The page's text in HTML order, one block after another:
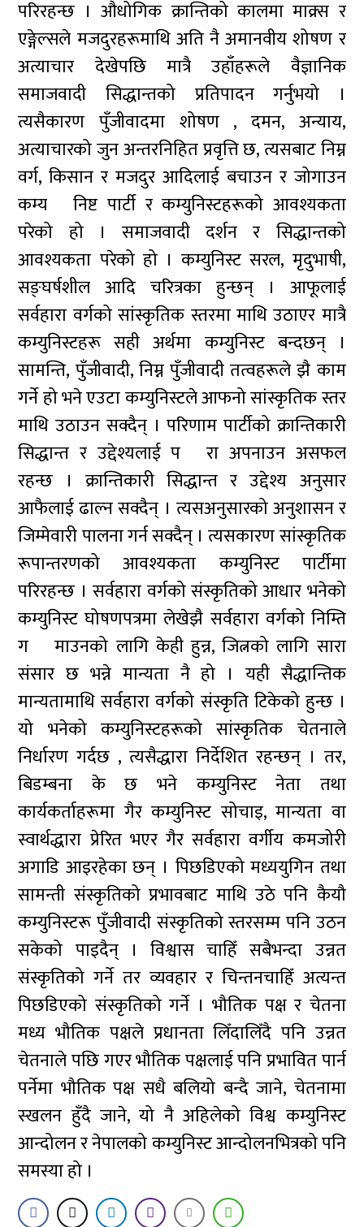
परिरहन्छ । औधोगिक क्रान्तिको कालमा माक्र्स र
एङ्गेल्सले मजदुरहरूमाथि अति नै अमानवीय शोषण र
अत्याचार देखेपछि मात्रै उहाँहरूले वैज्ञानिक
समाजवादी सिद्धान्तको प्रतिपादन गर्नुभयो ।
त्यसैकारण पुँजीवादमा शोषण , दमन, अन्याय,
अत्याचारको जुन अन्तरनिहित प्रवृत्ति छ, त्यसबाट निम्न
वर्ग, किसान र मजदुर आदिलाई बचाउन र जोगाउन
कम्य¬निष्ट पार्टी र कम्युनिस्टहरूको आवश्यकता
परेको हो । समाजवादी दर्शन र सिद्धान्तको
आवश्यकता परेको हो । कम्युनिस्ट सरल, मृदुभाषी,
सङ्घर्षशील आदि चरित्रका हुन्छन् । आफूलाई
सर्वहारा वर्गको सांस्कृतिक स्तरमा माथि उठाएर मात्रै
कम्युनिस्टहरू सही अर्थमा कम्युनिस्ट बन्दछन् ।
सामन्ति, पुँजीवादी, निम्न पुँजीवादी तत्वहरूले झै काम
गर्ने हो भने एउटा कम्युनिस्टले आफनो सांस्कृतिक स्तर
माथि उठाउन सक्दैन् । परिणाम पार्टीको क्रान्तिकारी
सिद्धान्त र उद्देश्यलाई प¬रा अपनाउन असफल
रहन्छ । क्रान्तिकारी सिद्धान्त र उद्देश्य अनुसार
आफैलाई ढाल्न सक्दैन् । त्यसअनुसारको अनुशासन र
जिम्मेवारी पालना गर्न सक्दैन् । त्यसकारण सांस्कृतिक
रूपान्तरणको आवश्यकता कम्युनिस्ट पार्टीमा
परिरहन्छ । सर्वहारा वर्गको संस्कृतिको आधार भनेको
कम्युनिस्ट घोषणपत्रमा लेखेझै सर्वहारा वर्गको निम्ति
ग¬माउनको लागि केही हुन्न, जित्नको लागि सारा
संसार छ भन्ने मान्यता नै हो । यही सैद्धान्तिक
मान्यतामाथि सर्वहारा वर्गको संस्कृति टिकेको हुन्छ ।
यो भनेको कम्युनिस्टहरूको सांस्कृतिक चेतनाले
निर्धारण गर्दछ , त्यसैद्धारा निर्देशित रहन्छन् । तर,
बिडम्बना के छ भने कम्युनिस्ट नेता तथा
कार्यकर्ताहरूमा गैर कम्युनिस्ट सोचाइ, मान्यता वा
स्वार्थद्धारा प्रेरित भएर गैर सर्वहारा वर्गीय कमजोरी
अगाडि आइरहेका छन् । पिछडिएको मध्ययुगिन तथा
सामन्ती संस्कृतिको प्रभावबाट माथि उठे पनि कैयौ
कम्युनिस्टरू पुँजीवादी संस्कृतिको स्तरसम्म पनि उठन
सकेको पाइदैन् । विश्वास चाहिँ सबैभन्दा उन्नत
संस्कृतिको गर्ने तर व्यवहार र चिन्तनचाहिँ अत्यन्त
पिछडिएको संस्कृतिको गर्ने । भौतिक पक्ष र चेतना
मध्य भौतिक पक्षले प्रधानता लिँदालिँदै पनि उन्नत
चेतनाले पछि गएर भौतिक पक्षलाई पनि प्रभावित पार्न
पर्नेमा भौतिक पक्ष सधै बलियो बन्दै जाने, चेतनामा
स्खलन हुँदै जाने, यो नै अहिलेको विश्व कम्युनिस्ट
आन्दोलन र नेपालको कम्युनिस्ट आन्दोलनभित्रको पनि
समस्या हो ।